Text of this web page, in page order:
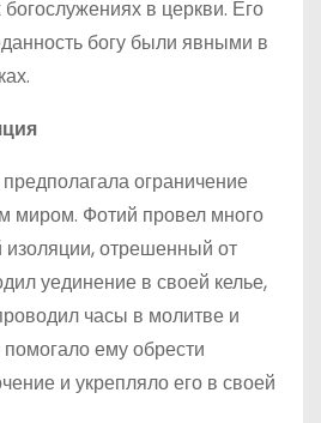
в церкви. Его
богу были явными в
ограничение
миром. Фотий провел много
изоляции, отрешенный от
уединение в своей келье,
часы в молитве и
ему обрести
и укрепляло его в своей